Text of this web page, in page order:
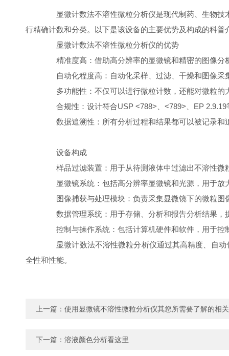
显微计数法不溶性微粒分析仪是现代制药、生物技
行精确计数和分类。以下是该设备的主要优势及构成的科普
显微计数法不溶性微粒分析仪的优势
精准度高：借助高分辨率的显微镜和精密的图像分
自动化程度高：自动化采样、过滤、干燥和图像采
多功能性：不仅可以进行微粒计数，还能对微粒的
合规性：设计符合USP <788>、<789>、EP 2.9.19
数据追溯性：所有分析过程和结果都可以被记录和
设备构成
样品过滤装置：用于从待测液体中过滤出不溶性微
显微镜系统：包括高分辨率显微镜和光源，用于放
图像捕获与处理模块：负责采集显微镜下的微粒图
数据管理系统：用于存储、分析和报告分析结果，
控制与操作系统：包括计算机硬件和软件，用于控
显微计数法不溶性微粒分析仪通过其高精度、自动
全性和性能。
上一篇： 使用显微镜不溶性微粒分析仪其您所需要了解的相
下一篇： 溶液颜色分析看这里